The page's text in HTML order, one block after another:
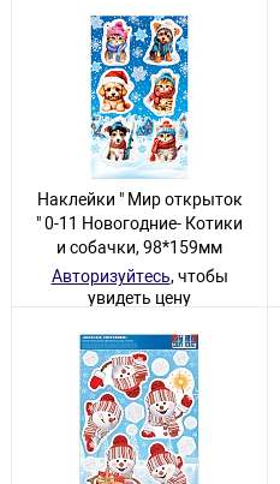
Наклейки " Мир открыток
" 0-11 Новогодние- Котики
и собачки, 98*159мм
Авторизуйтесь, чтобы
увидеть цену
60 товаров